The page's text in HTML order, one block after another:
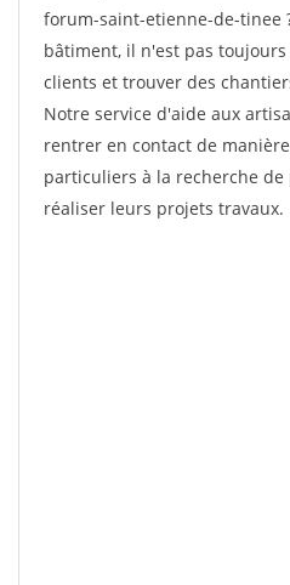
forum-saint-etienne-de-tinee
bâtiment, il n'est pas
clients et trouver des
Notre service d'aide aux
rentrer en contact de
particuliers à la recherche
réaliser leurs projets travaux.